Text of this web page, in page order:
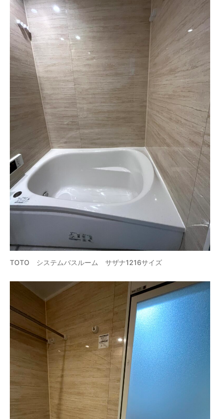
TOTO システムバスルーム サザナ1216サイズ